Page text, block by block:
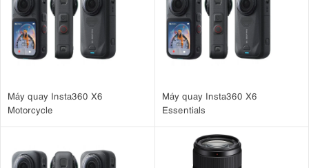
3. Đầu bi BH-36 xoay 360° cho khả năng
điều khiển chính xác
Máy quay Insta360 X6
Motorcycle
Máy quay Insta360 X6
Essentials